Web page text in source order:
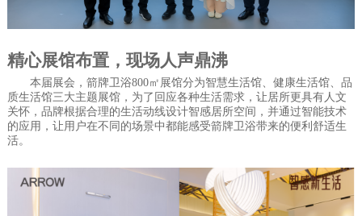
精心展馆布置， 现场人声鼎沸
本届展会，箭牌卫浴800㎡展馆分为智慧生活馆、健康生活馆、品
质生活馆三大主题展馆，为了回应各种生活需求，让居所更具有人文
关怀，品牌根据合理的生活动线设计智感居所空间，并通过智能技术
的应用，让用户在不同的场景中都能感受箭牌卫浴带来的便利舒适生
活。